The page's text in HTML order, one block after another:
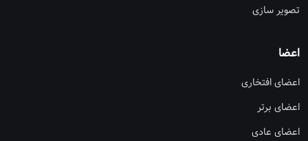
تصویر سازی
اعضا
اعضای افتخاری
اعضای برتر
اعضای عادی